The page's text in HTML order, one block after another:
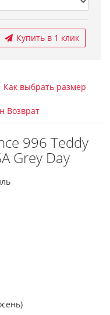
Купить в 1 клик
Как выбрать размер
Возврат
996 Teddy
Grey Day